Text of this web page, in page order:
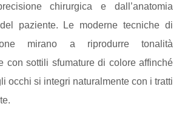
chirurgica e dall’anatomia
paziente. Le moderne tecniche di
mirano a riprodurre tonalità
con sottili sfumature di colore affinché
occhi si integri naturalmente con i tratti